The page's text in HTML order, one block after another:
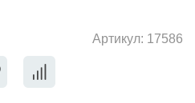
Артикул: 17586